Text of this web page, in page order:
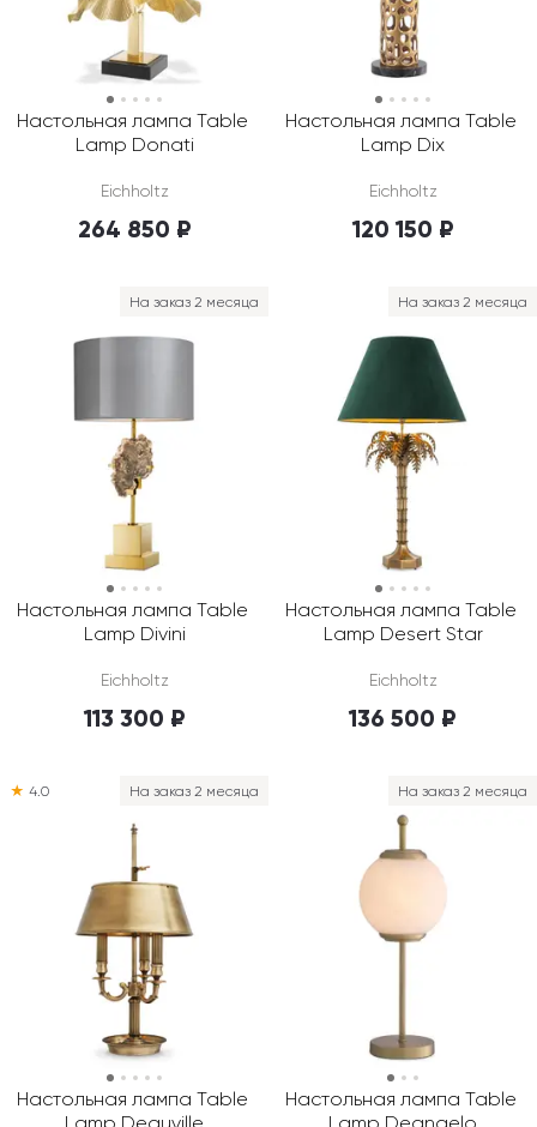
Настольная лампа Table
Lamp Donati
Eichholtz
264 850 ₽
Настольная лампа Table
Lamp Dix
Eichholtz
120 150 ₽
Настольная лампа Table
Lamp Divini
Eichholtz
113 300 ₽
На заказ 2 месяца
Настольная лампа Table
Lamp Desert Star
Eichholtz
136 500 ₽
На заказ 2 месяца
Настольная лампа Table
На заказ 2 месяца
★ 4.0
Настольная лампа Table
На заказ 2 месяца